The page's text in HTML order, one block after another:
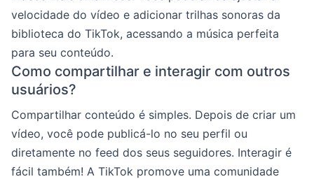
velocidade do vídeo e adicionar trilhas sonoras da
biblioteca do TikTok, acessando a música perfeita
para seu conteúdo.
Como compartilhar e interagir com outros
usuários?
Compartilhar conteúdo é simples. Depois de criar um
vídeo, você pode publicá-lo no seu perfil ou
diretamente no feed dos seus seguidores. Interagir é
fácil também! A TikTok promove uma comunidade